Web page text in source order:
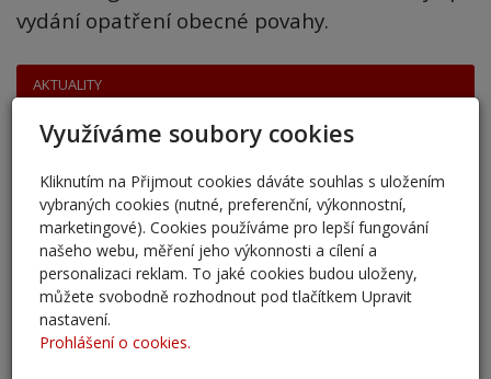
vydání opatření obecné povahy.
AKTUALITY
přestup 6. ročník 2026
Přestup žáků do 6. ročníku na naši školu pro školní
rok 2026/202
25. 5. 2026
Odlišná organizace školního roku 2025/2026
27. 2. 2026
Využíváme soubory cookies
Kliknutím na Přijmout cookies dáváte souhlas s uložením
vybraných cookies (nutné, preferenční, výkonnostní,
marketingové). Cookies používáme pro lepší fungování
našeho webu, měření jeho výkonnosti a cílení a
personalizaci reklam. To jaké cookies budou uloženy,
můžete svobodně rozhodnout pod tlačítkem Upravit
nastavení.
Prohlášení o cookies.